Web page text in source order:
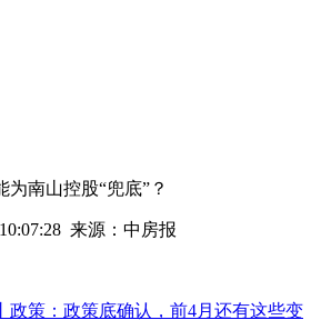
为南山控股“兜底”？
来源： 中房报
政策：政策底确认，前4月还有这些变